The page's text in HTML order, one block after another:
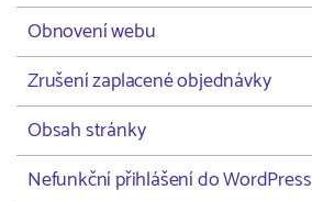
Obnovení webu
Zrušení zaplacené objednávky
Obsah stránky
Nefunkční přihlášení do WordPress